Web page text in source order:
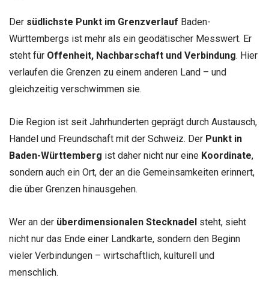
Der südlichste Punkt im Grenzverlauf Baden-
Württembergs ist mehr als ein geodätischer Messwert. Er
steht für Offenheit, Nachbarschaft und Verbindung. Hier
verlaufen die Grenzen zu einem anderen Land – und
gleichzeitig verschwimmen sie.
Die Region ist seit Jahrhunderten geprägt durch Austausch,
Handel und Freundschaft mit der Schweiz. Der Punkt in
Baden-Württemberg ist daher nicht nur eine Koordinate,
sondern auch ein Ort, der an die Gemeinsamkeiten erinnert,
die über Grenzen hinausgehen.
Wer an der überdimensionalen Stecknadel steht, sieht
nicht nur das Ende einer Landkarte, sondern den Beginn
vieler Verbindungen – wirtschaftlich, kulturell und
menschlich.